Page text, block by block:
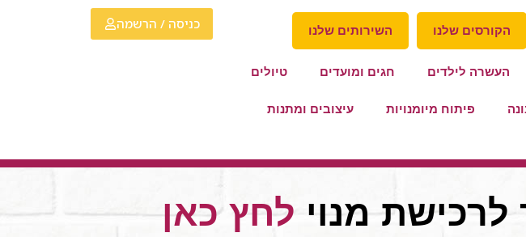
הקורסים שלנו השירותים שלנו
העשרה לילדים חגים ומועדים טיולים
פיתוח מיומנויות עיצובים ומתנות
כניסה / הרשמה
לרכישת מנוי לחץ כאן